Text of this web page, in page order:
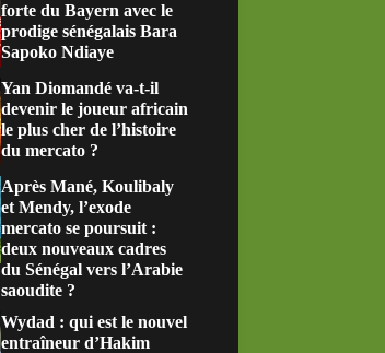
forte du Bayern avec le
prodige sénégalais Bara
Sapoko Ndiaye
Yan Diomandé va-t-il
devenir le joueur africain
le plus cher de l’histoire
du mercato ?
Après Mané, Koulibaly
et Mendy, l’exode
mercato se poursuit :
deux nouveaux cadres
du Sénégal vers l’Arabie
saoudite ?
Wydad : qui est le nouvel
entraîneur d’Hakim